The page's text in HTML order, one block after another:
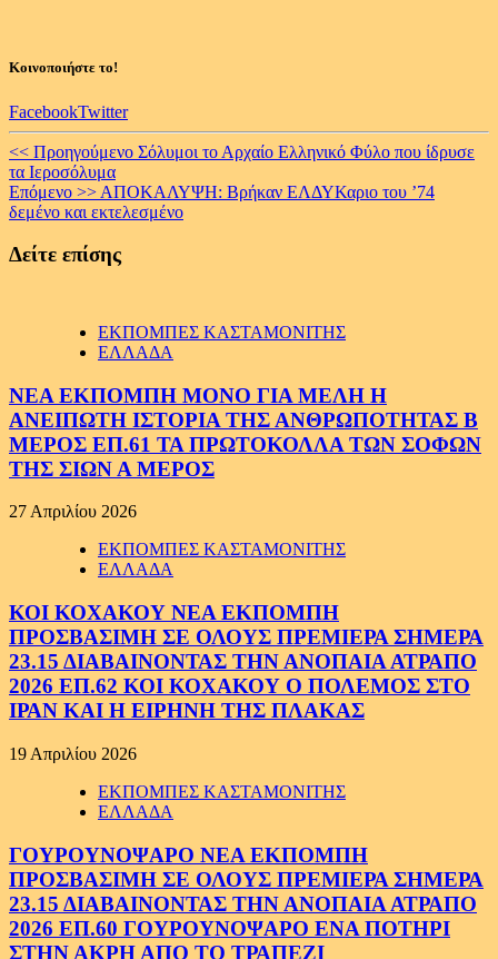
Κοινοποιήστε το!
FacebookTwitter
Continue
Reading
<< Προηγούμενο Σόλυμοι το Αρχαίο Ελληνικό Φύλο που ίδρυσε
τα Ιεροσόλυμα
Επόμενο >> ΑΠΟΚΑΛΥΨΗ: Βρήκαν ΕΛΔΥΚαριο του ’74
δεμένο και εκτελεσμένο
Δείτε επίσης
ΕΚΠΟΜΠΕΣ ΚΑΣΤΑΜΟΝΙΤΗΣ
ΕΛΛΑΔΑ
ΝΕΑ ΕΚΠΟΜΠΗ ΜΟΝΟ ΓΙΑ ΜΕΛΗ Η
ΑΝΕΙΠΩΤΗ ΙΣΤΟΡΙΑ ΤΗΣ ΑΝΘΡΩΠΟΤΗΤΑΣ Β
ΜΕΡΟΣ ΕΠ.61 ΤΑ ΠΡΩΤΟΚΟΛΛΑ ΤΩΝ ΣΟΦΩΝ
ΤΗΣ ΣΙΩΝ Α ΜΕΡΟΣ
27 Απριλίου 2026
ΕΚΠΟΜΠΕΣ ΚΑΣΤΑΜΟΝΙΤΗΣ
ΕΛΛΑΔΑ
ΚΟΙ ΚΟΧΑΚΟΥ ΝΕΑ ΕΚΠΟΜΠΗ
ΠΡΟΣΒΑΣΙΜΗ ΣΕ ΟΛΟΥΣ ΠΡΕΜΙΕΡΑ ΣΗΜΕΡΑ
23.15 ΔΙΑΒΑΙΝΟΝΤΑΣ ΤΗΝ ΑΝΟΠΑΙΑ ΑΤΡΑΠΟ
2026 ΕΠ.62 ΚΟΙ ΚΟΧΑΚΟΥ Ο ΠΟΛΕΜΟΣ ΣΤΟ
ΙΡΑΝ ΚΑΙ Η ΕΙΡΗΝΗ ΤΗΣ ΠΛΑΚΑΣ
19 Απριλίου 2026
ΕΚΠΟΜΠΕΣ ΚΑΣΤΑΜΟΝΙΤΗΣ
ΕΛΛΑΔΑ
ΓΟΥΡΟΥΝΟΨΑΡΟ ΝΕΑ ΕΚΠΟΜΠΗ
ΠΡΟΣΒΑΣΙΜΗ ΣΕ ΟΛΟΥΣ ΠΡΕΜΙΕΡΑ ΣΗΜΕΡΑ
23.15 ΔΙΑΒΑΙΝΟΝΤΑΣ ΤΗΝ ΑΝΟΠΑΙΑ ΑΤΡΑΠΟ
2026 ΕΠ.60 ΓΟΥΡΟΥΝΟΨΑΡΟ ΕΝΑ ΠΟΤΗΡΙ
ΣΤΗΝ ΑΚΡΗ ΑΠΟ ΤΟ ΤΡΑΠΕΖΙ